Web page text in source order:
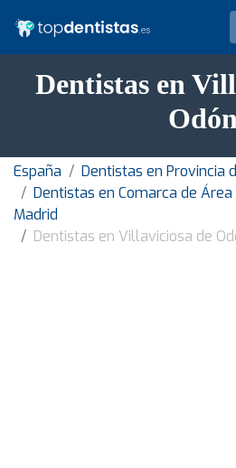
Dentistas en
Odón
España
Dentistas en Provincia
Dentistas en Comarca de
Madrid
Dentistas en Villaviciosa de